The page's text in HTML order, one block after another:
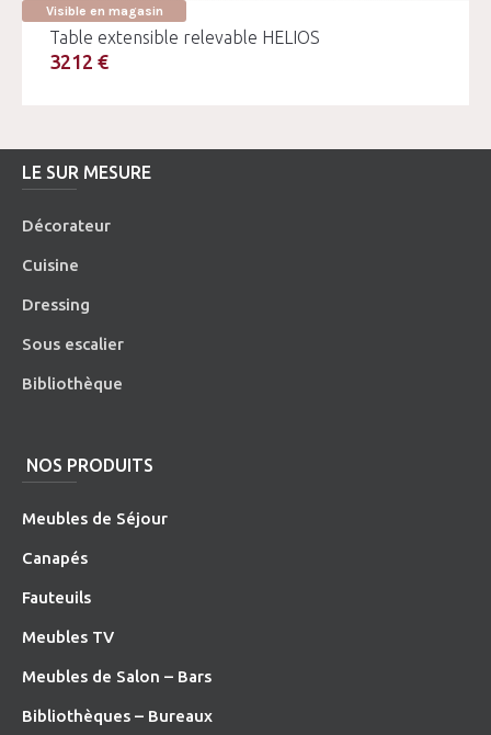
Visible en magasin
Table extensible relevable HELIOS
3212 €
LE SUR MESURE
Décorateur
Cuisine
Dressing
Sous escalier
Bibliothèque
NOS PRODUITS
Meubles de Séjour
Canapés
Fauteuils
Meubles TV
Meubles de Salon – Bars
Bibliothèques – Bureaux